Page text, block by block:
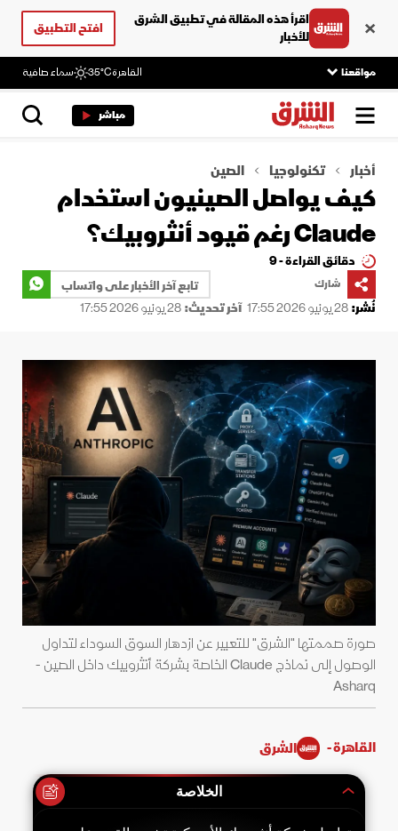
اقرأ هذه المقالة في تطبيق الشرق
للأخبار
افتح التطبيق
مواقعنا القاهرة35°C سماء صافية
مباشر
أخبار تكنولوجيا الصين
كيف يواصل الصينيون استخدام
Claude رغم قيود أنثروبيك؟
دقائق القراءة - 9
شارك
تابع آخر الأخبار على واتساب
نُشر:28 يونيو 2026 17:55 آخر تحديث:28 يونيو 2026 17:55
صورة صممتها "الشرق" للتعبير عن ازدهار السوق السوداء لتداول
الوصول إلى نماذج Claude الخاصة بشركة أنثروبيك داخل الصين -
Asharq
القاهرة - الشرق
الخلاصة